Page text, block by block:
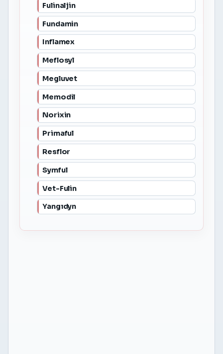
Fulinaljin
Fundamin
Inflamex
Meflosyl
Megluvet
Memodil
Norixin
Primaful
Resflor
Symful
Vet-Fulin
Yangıdyn